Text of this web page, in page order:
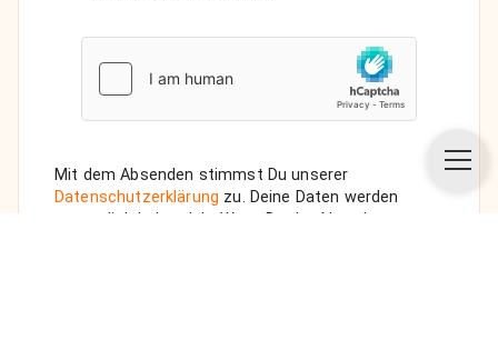
Mit dem Absenden stimmst Du unserer
Datenschutzerklärung zu. Deine Daten werden
vertraulich behandelt. Wenn Du den Newsletter